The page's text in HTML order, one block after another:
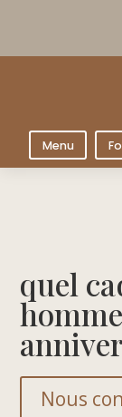
Menu
quel
Nous